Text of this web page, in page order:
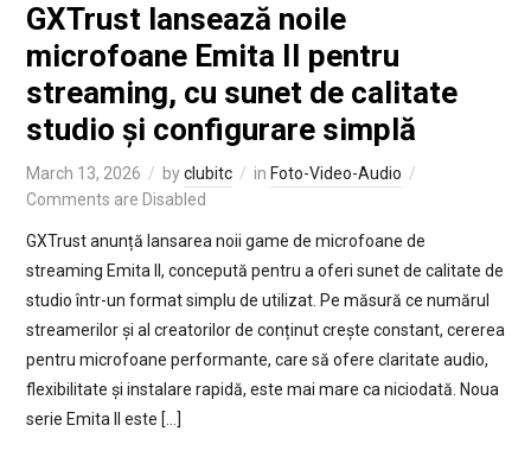
GXTrust lansează noile
microfoane Emita II pentru
streaming, cu sunet de calitate
studio și configurare simplă
March 13, 2026 byclubitc in Foto-Video-Audio
Comments are Disabled
GXTrust anunță lansarea noii game de microfoane de
streaming Emita II, concepută pentru a oferi sunet de calitate de
studio într-un format simplu de utilizat. Pe măsură ce numărul
streamerilor și al creatorilor de conținut crește constant, cererea
pentru microfoane performante, care să ofere claritate audio,
flexibilitate și instalare rapidă, este mai mare ca niciodată. Noua
serie Emita II este […]